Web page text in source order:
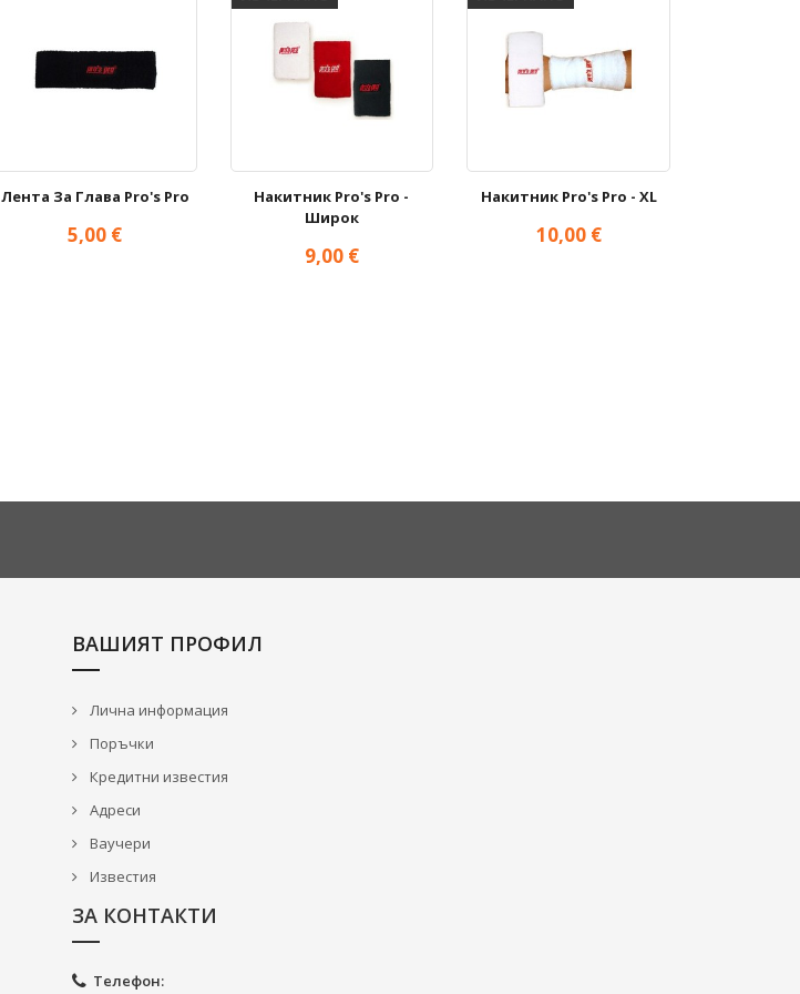
Лента За Глава Pro's Pro
Цена
5,00 €
Бърз преглед
Накитник Pro's Pro -
Широк
Цена
9,00 €
Накитник Pro's Pro - XL
Цена
10,00 €
ВАШИЯТ ПРОФИЛ
Лична информация
Поръчки
Кредитни известия
Адреси
Ваучери
Известия
ЗА КОНТАКТИ
Телефон: